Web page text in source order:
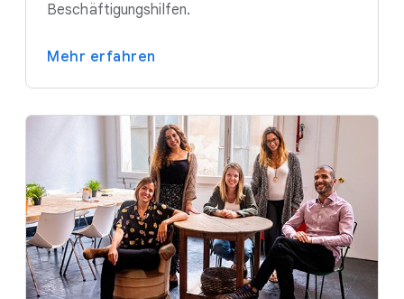
Beschäftigungshilfen.
Mehr erfahren